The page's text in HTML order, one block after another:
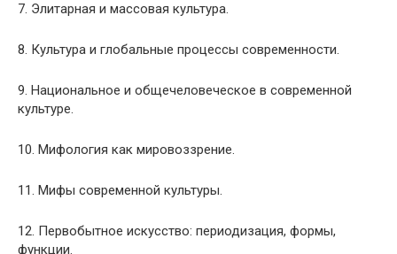
7. Элитарная и массовая культура.
8. Культура и глобальные процессы современности.
9. Национальное и общечеловеческое в современной
культуре.
10. Мифология как мировоззрение.
11. Мифы современной культуры.
12. Первобытное искусство: периодизация, формы,
функции.